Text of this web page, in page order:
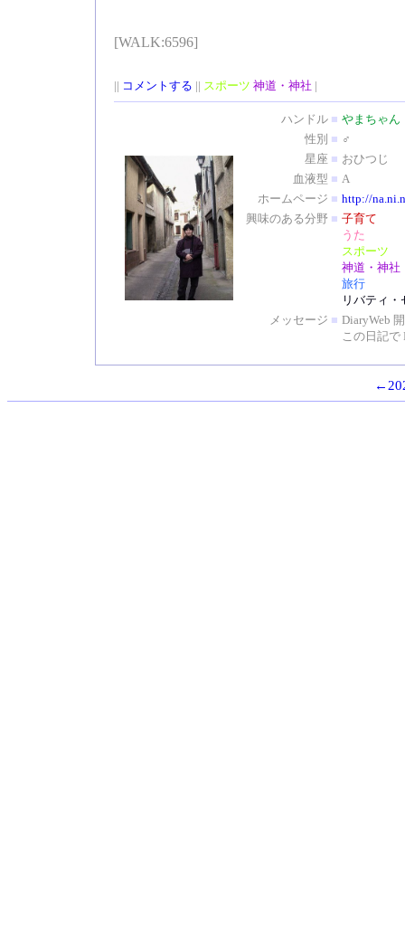
[WALK:6596]
|| コメントする || スポーツ 神道・神社 |
ハンドル ■ やまちゃん
性別 ■ ♂
星座 ■ おひつじ
血液型 ■ A
ホームページ ■ http://
興味のある分野 ■ 子育て
うた
スポーツ
神道・神社
旅行
リバティ
メッセージ ■ DiaryWeb
この日記